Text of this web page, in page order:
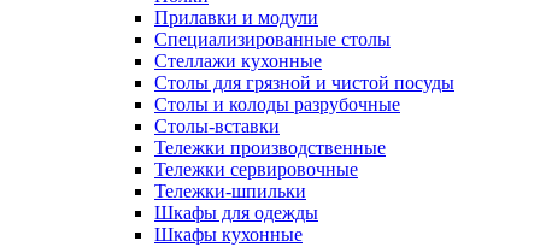
Прилавки и модули
Специализированные столы
Стеллажи кухонные
Столы для грязной и чистой посуды
Столы и колоды разрубочные
Столы-вставки
Тележки производственные
Тележки сервировочные
Тележки-шпильки
Шкафы для одежды
Шкафы кухонные